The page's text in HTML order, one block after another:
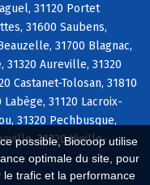
possible, Biocoop utilise
optimale du site, pour
trafic et la performance
31120 Portet
31600 Saubens,
31700 Blagnac,
31320 Aureville, 31320
Castanet-Tolosan, 31810
31120 Lacroix-
31320 Pechbusque,
31320 Vieille-